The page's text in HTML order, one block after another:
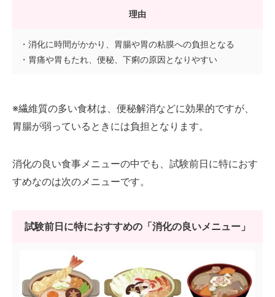
理由
・消化に時間がかかり、胃腸や胃の粘膜への負担となる
・胃痛や胃もたれ、便秘、下痢の原因となりやすい
※繊維質の多い食材は、便秘解消などに効果的ですが、
胃腸が弱っているときには負担となります。
消化の良い食事メニューの中でも、試験前日に特におす
すめなのは次のメニューです。
試験前日に特におすすめの「消化の良いメニュー」